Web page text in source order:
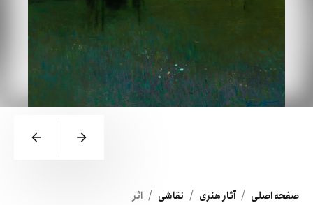
صفحه اصلی / آثار هنری / نقاشی / اثر